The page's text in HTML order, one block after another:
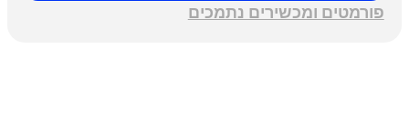
פורמטים ומכשירים נתמכים